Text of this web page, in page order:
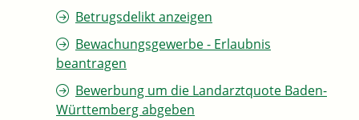
Betrugsdelikt anzeigen
Bewachungsgewerbe - Erlaubnis
beantragen
Bewerbung um die Landarztquote Baden-
Württemberg abgeben